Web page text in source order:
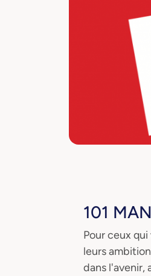
101
Pour ceux
leurs
dans l'avenir,